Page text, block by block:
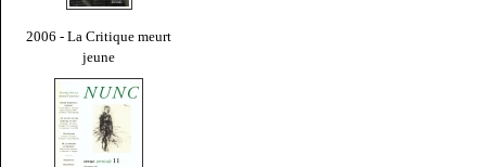
2006 - La Critique meurt
jeune